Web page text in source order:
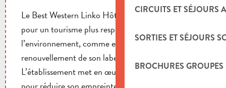
CIRCUITS ET SÉJOURS
SORTIES ET SÉJOURS
BROCHURES GROUPES
Le Best Western Linko Hôtel s’engage activement
pour un tourisme plus respectueux de
l’environnement, comme en témoigne le
renouvellement de son label Clé Verte.
L’établissement met en œuvre des actions concrètes